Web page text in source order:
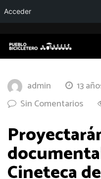
admin
13
Sin Comentarios
Cineteca
Acceder